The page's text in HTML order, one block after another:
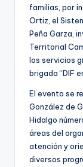
familias, por
Ortiz, el
Peña Garza,
Territorial
los servicios
brigada “DIF
El evento se
González de
Hidalgo
áreas del
atención y
diversos